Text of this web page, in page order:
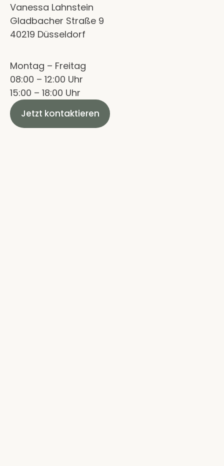
Vanessa Lahnstein
Gladbacher Straße 9
40219 Düsseldorf
Montag – Freitag
08:00 – 12:00 Uhr
15:00 – 18:00 Uhr
Jetzt kontaktieren